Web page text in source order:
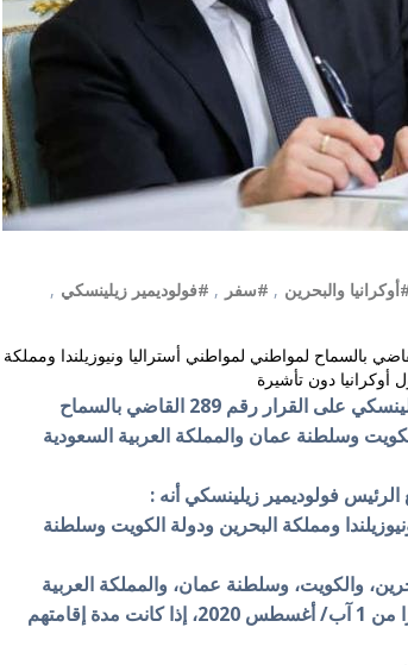
والبحرين , #سفر , #فولوديمير زيلينسكي ,
الأوكراني فولوديمير زيلينسكي على القرار رقم 289 القاضي بالسماح لمواطني لمواطني أستراليا ونيوزيلندا ومملكة
أوكرانيا دون تأشيرة
كييف/ أوكرانيا بالعربية/ صادق الرئيس الأوكراني فولوديمير زيلينسكي على القرار رقم 289 القاضي بالسماح
وسلطنة عمان والمملكة العربية السعودية
ومملكة البحرين ودولة الكويت وسلطنة
والكويت، وسلطنة عمان، والمملكة العربية
السعودية إلى أوكرانيا وعبور أراضي أوكرانيا دون تأشيرة اعتبارًا من 1 آب/ أغسطس 2020، إذا كانت مدة إقامتهم